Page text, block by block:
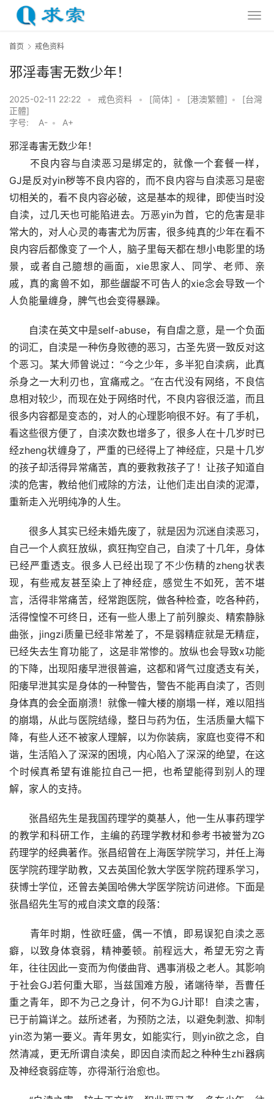
首页 戒色资料
邪淫毒害无数少年！
2025-02-11 22:22 • 戒色资料 • [简体] • [港澳繁體] •
[台灣
正體]
字号:
A- • A+
邪淫毒害无数少年！
不良内容与自渎恶习是绑定的，就像一个套餐一样，
GJ是反对yin秽等不良内容的，而不良内容与自渎恶习是密
切相关的，看不良内容必破，这是基本的规律，即使当时没
自渎，过几天也可能陷进去。万恶yin为首，它的危害是非
常大的，对人心灵的毒害尤为厉害，很多纯真的少年在看不
良内容后都像变了一个人，脑子里每天都在想小电影里的场
景，或者自己臆想的画面，xie思家人、同学、老师、亲
戚，真的禽兽不如，那些龌龊不可告人的xie念会导致一个
人负能量缠身，脾气也会变得暴躁。
自渎在英文中是self-abuse，有自虐之意，是一个负面
的词汇，自渎是一种伤身败德的恶习，古圣先贤一致反对这
个恶习。某大师曾说过：“今之少年，多半犯自渎病，此真
杀身之一大利刃也，宜痛戒之。”在古代没有网络，不良信
息相对较少，而现在处于网络时代，不良内容很泛滥，而且
很多内容都是变态的，对人的心理影响很不好。有了手机，
看这些很方便了，自渎次数也增多了，很多人在十几岁时已
经zheng状缠身了，严重的已经得上了神经症，只是十几岁
的孩子却活得异常痛苦，真的要救救孩子了！让孩子知道自
渎的危害，教给他们戒除的方法，让他们走出自渎的泥潭，
重新走入光明纯净的人生。
很多人其实已经未婚先废了，就是因为沉迷自渎恶习，
自己一个人疯狂放纵，疯狂掏空自己，自渎了十几年，身体
已经严重透支。很多人已经出现了不少伤精的zheng状表
现，有些戒友甚至染上了神经症，感觉生不如死，苦不堪
言，活得非常痛苦，经常跑医院，做各种检查，吃各种药，
活得惶惶不可终日，还有一些人患上了前列腺炎、精索静脉
曲张，jingzi质量已经非常差了，不是弱精症就是无精症，
已经失去生育功能了，这是非常惨的。放纵也会导致x功能
的下降，出现阳痿早泄很普遍，这都和肾气过度透支有关，
阳痿早泄其实是身体的一种警告，警告不能再自渎了，否则
身体真的会全面崩溃！就像一幢大楼的崩塌一样，难以阻挡
的崩塌，从此与医院结缘，整日与药为伍，生活质量大幅下
降，有些人还不被家人理解，以为你装病，家庭也变得不和
谐，生活陷入了深深的困境，内心陷入了深深的绝望，在这
个时候真希望有谁能拉自己一把，也希望能得到别人的理
解，家人的支持。
张昌绍先生是我国药理学的奠基人，他一生从事药理学
的教学和科研工作，主编的药理学教材和参考书被誉为ZG
药理学的经典著作。张昌绍曾在上海医学院学习，并任上海
医学院药理学助教，又去英国伦敦大学医学院药理系学习，
获博士学位，还曾去美国哈佛大学医学院访问进修。下面是
张昌绍先生写的戒自渎文章的段落：
青年时期，性欲旺盛，偶一不慎，即易误犯自渎之恶
癖，以致身体衰弱，精神萎顿。前程远大，希望无穷之青
年，往往因此一变而为佝偻曲背、遇事消极之老人。其影响
于社会GJ若何重大耶，当兹国难方殷，诸端待举，吾曹任
重之青年，即不为己之身计，何不为GJ计耶！自渎之害，
已于前篇详之。兹所述者，为预防之法，以避免刺激、抑制
yin恣为第一要义。青年男女，如能实行，则yin欲之念，自
然清减，更无所谓自渎矣，即因自渎而起之种种生zhi器病
及神经衰弱症等，亦得渐行治愈也。